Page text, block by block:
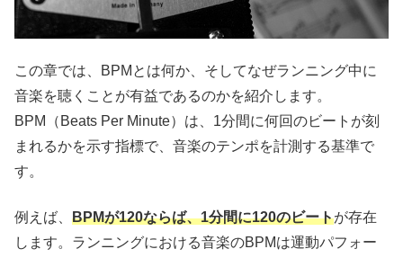
この章では、BPMとは何か、そしてなぜランニング中に
音楽を聴くことが有益であるのかを紹介します。
BPM（Beats Per Minute）は、1分間に何回のビートが刻
まれるかを示す指標で、音楽のテンポを計測する基準で
す。
例えば、 BPMが120ならば、1分間に120のビートが存在
します。ランニングにおける音楽のBPMは運動パフォー